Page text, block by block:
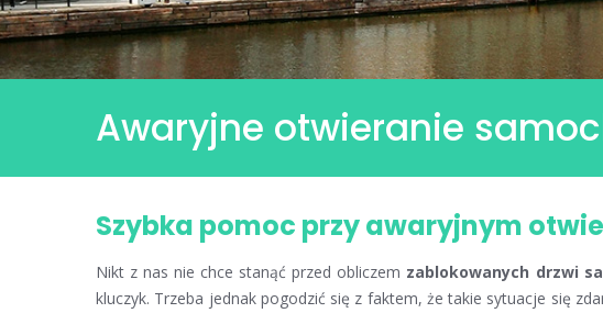
Awaryjne otwieranie
Szybka pomoc przy awaryjnym
Nikt z nas nie chce stanąć przed obliczem zablokowanych drzwi
kluczyk. Trzeba jednak pogodzić się z faktem, że takie sytuacje się